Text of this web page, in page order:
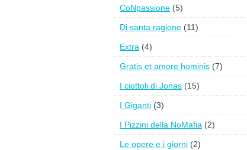
CoNpassione (5)
Di santa ragione (11)
Extra (4)
Gratis et amore hominis (7)
I ciottoli di Jonas (15)
I Giganti (3)
I Pizzini della NoMafia (2)
Le opere e i giorni (2)